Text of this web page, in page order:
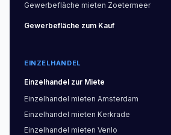
Gewerbefläche mieten Zoetermeer
Gewerbefläche zum Kauf
EINZELHANDEL
Einzelhandel zur Miete
Einzelhandel mieten Amsterdam
Einzelhandel mieten Kerkrade
Einzelhandel mieten Venlo